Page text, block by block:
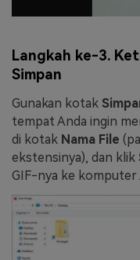
Langkah ke-3.
Simpan
Gunakan kotak
tempat Anda ingin
di kotak Nama File
ekstensinya), dan klik
GIF-nya ke komputer